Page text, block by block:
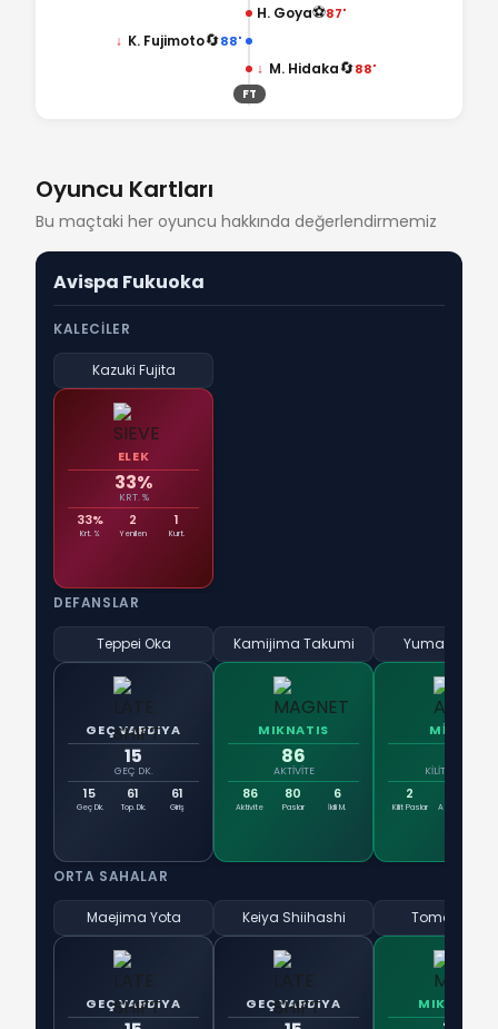
H. Goya⚽87'
88'
🔄
↓ K. Fujimoto
↓ M. Hidaka🔄88'
FT
Oyuncu Kartları
Bu maçtaki her oyuncu hakkında değerlendirmemiz
Avispa Fukuoka
KALECILER
Kazuki Fujita
ELEK
33%
KRT. %
33%
Krt. %
2
Yenilen
1
Kurt.
DEFANSLAR
Teppei Oka
GEÇ VARDIYA
15
GEÇ DK.
15
Geç Dk.
61
Top. Dk.
61
Giriş
Kamijima Takumi
MIKNATIS
86
AKTIVITE
86
Aktivite
80
Paslar
6
İkili M.
Yuma
MİMAR
KILIT PASLAR
2
Kilit Paslar Asistler
ORTA SAHALAR
Maejima Yota
GEÇ VARDIYA
Keiya Shiihashi
GEÇ VARDIYA
Tomoya Miki
MIKNATIS